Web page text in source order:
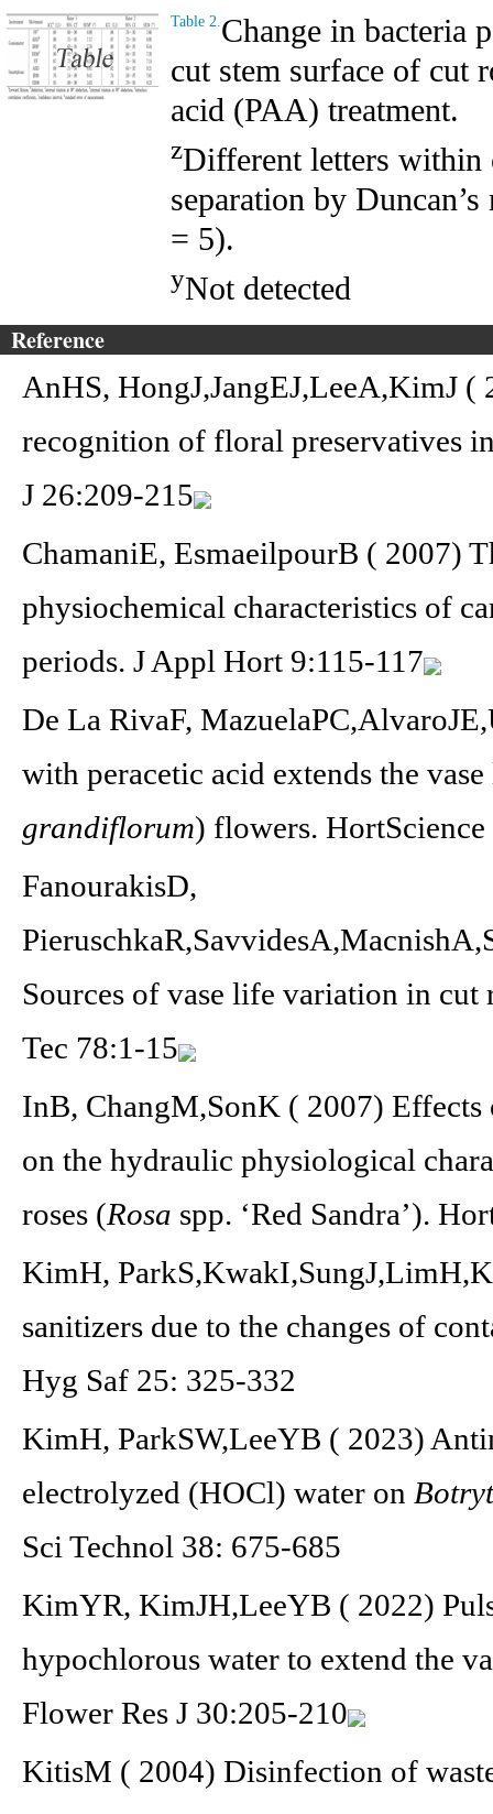
Table 2. Change in bacteria
cut stem surface of cut
acid (PAA) treatment.
zDifferent letters within
separation by
= 5).
yNot detected
Reference
AnHS, HongJ,JangEJ,LeeA,KimJ (
recognition of floral preservatives
J 26:209-215
ChamaniE, EsmaeilpourB ( 2007)
physiochemical characteristics of
periods. J Appl Hort 9:115-117
De La RivaF,
with peracetic acid extends the
grandiflorum) flowers.
FanourakisD,
Sources of vase life variation in cut
Tec 78:1-15
InB, ChangM,SonK ( 2007)
on the hydraulic physiological
roses (Rosa spp. ‘Red Sandra’).
KimH,
sanitizers due to the changes of
Hyg Saf 25: 325-332
KimH, ParkSW,LeeYB ( 2023)
electrolyzed (HOCl) water on
Sci Technol 38: 675-685
KimYR, KimJH,LeeYB ( 2022)
hypochlorous water to extend the
Flower Res J 30:205-210
KitisM ( 2004) Disinfection of